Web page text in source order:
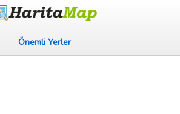
Önemli Yerler